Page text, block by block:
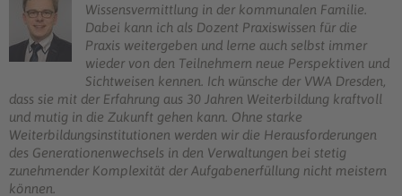
Wissensvermittlung in der kommunalen Familie.
Dabei kann ich als Dozent Praxiswissen für die
Praxis weitergeben und lerne auch selbst immer
wieder von den Teilnehmern neue Perspektiven und
Sichtweisen kennen. Ich wünsche der VWA Dresden,
dass sie mit der Erfahrung aus 30 Jahren Weiterbildung kraftvoll
und mutig in die Zukunft gehen kann. Ohne starke
Weiterbildungsinstitutionen werden wir die Herausforderungen
des Generationenwechsels in den Verwaltungen bei stetig
zunehmender Komplexität der Aufgabenerfüllung nicht meistern
können.